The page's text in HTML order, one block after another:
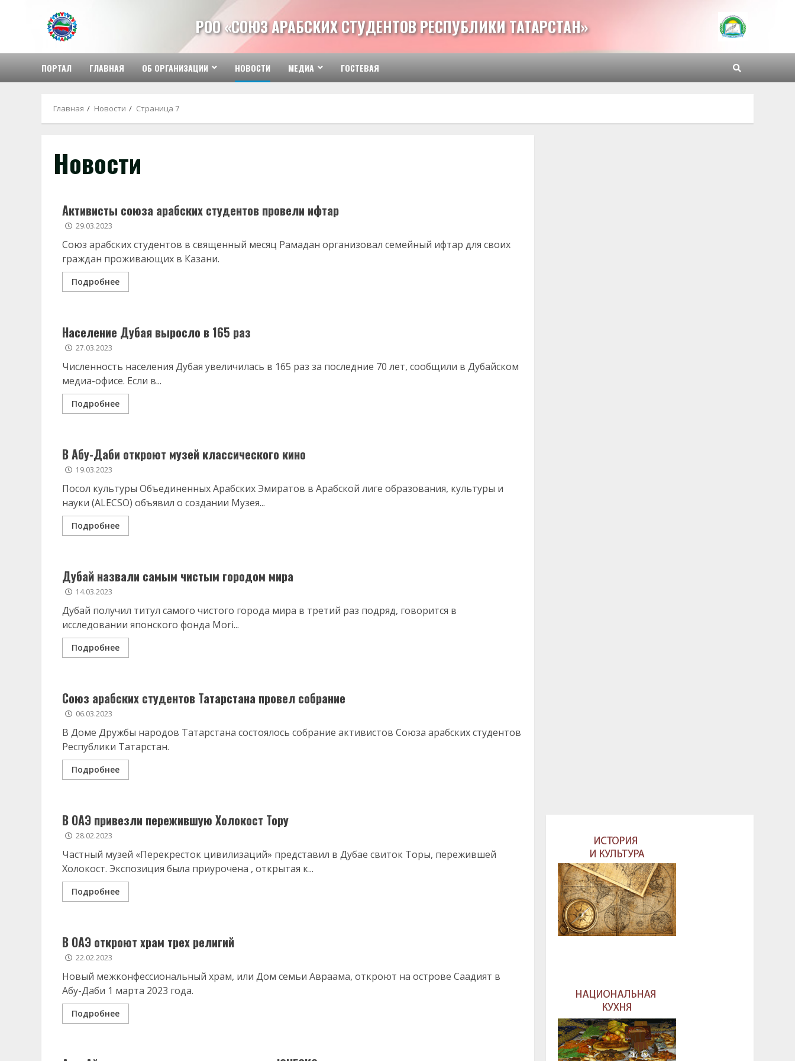
содержимому
РОО «СОЮЗ АРАБСКИХ СТУДЕНТОВ РЕСПУБЛИКИ ТАТАРСТАН»
ПОРТАЛ ГЛАВНАЯ ОБ ОРГАНИЗАЦИИ НОВОСТИ МЕДИА ГОСТЕВАЯ
Главная Новости Страница 7
Новости
Активисты союза арабских студентов провели ифтар
29.03.2023
Союз арабских студентов в священный месяц Рамадан организовал семейный ифтар для своих
граждан проживающих в Казани.
Подробнее
Население Дубая выросло в 165 раз
27.03.2023
Численность населения Дубая увеличилась в 165 раз за последние 70 лет, сообщили в Дубайском
медиа-офисе. Если в...
Подробнее
В Абу-Даби откроют музей классического кино
19.03.2023
Посол культуры Объединенных Арабских Эмиратов в Арабской лиге образования, культуры и
науки (ALECSO) объявил о создании Музея...
Подробнее
Дубай назвали самым чистым городом мира
14.03.2023
Дубай получил титул самого чистого города мира в третий раз подряд, говорится в
исследовании японского фонда Mori...
Подробнее
Союз арабских студентов Татарстана провел собрание
06.03.2023
В Доме Дружбы народов Татарстана состоялось собрание активистов Союза арабских студентов
Республики Татарстан.
Подробнее
​В ОАЭ привезли пережившую Холокост Тору
28.02.2023
Частный музей «Перекресток цивилизаций» представил в Дубае свиток Торы, пережившей
Холокост. Экспозиция была приурочена , открытая к...
Подробнее
В ОАЭ откроют храм трех религий
22.02.2023
Новый межконфессиональный храм, или Дом семьи Авраама, откроют на острове Саадият в
Абу-Даби 1 марта 2023 года.
Подробнее